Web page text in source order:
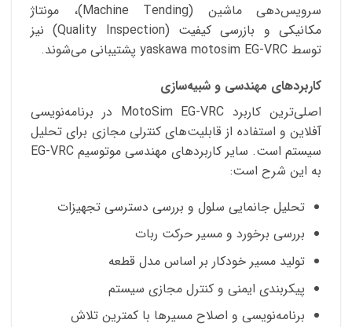
سرویس‌دهی ماشین (Machine Tending)، مونتاژ
مکانیکی و بازرسی کیفیت (Quality Inspection) نیز
توسط yaskawa motosim EG-VRC پشتیبانی می‌شوند.
کاربردهای مهندسی و شبیه‌سازی
اصلی‌ترین کاربرد MotoSim EG-VRC در برنامه‌نویسی
آفلاین و استفاده از قابلیت‌های کنترلی مجازی برای تحلیل
سیستم است. سایر کاربردهای مهندسی موتوسیم EG-VRC
به این شرح است:
تحلیل جانمایی سلول و بررسی دسترسی تجهیزات
بررسی برخورد و مسیر حرکت ربات
تولید مسیر خودکار بر اساس مدل قطعه
پیکربندی ایمنی و کنترل مجازی سیستم
برنامه‌نویسی و اصلاح مسیرها با کمترین تلاش